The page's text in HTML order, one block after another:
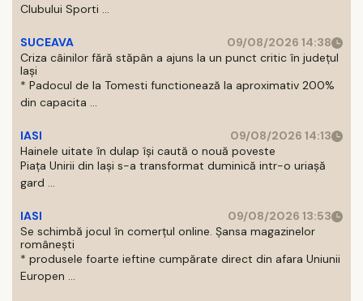
Clubului Sporti ...
SUCEAVA
09/08/2026 14:38
Criza câinilor fără stăpân a ajuns la un punct critic în județul
Iași
* Padocul de la Tomesti functionează la aproximativ 200%
din capacita ...
IASI
09/08/2026 14:13
Hainele uitate în dulap îşi caută o nouă poveste
Piaţa Unirii din Iaşi s-a transformat duminică intr-o uriaşă
gard ...
IASI
09/08/2026 13:53
Se schimbă jocul în comerțul online. Șansa magazinelor
românești
* produsele foarte ieftine cumpărate direct din afara Uniunii
Europen ...